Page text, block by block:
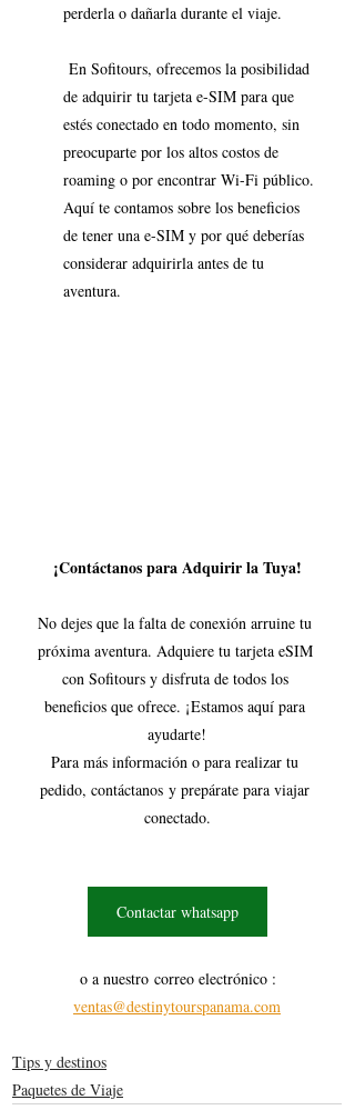
perderla o dañarla durante el viaje.
En Sofitours, ofrecemos la posibilidad
de adquirir tu tarjeta e-SIM para que
estés conectado en todo momento, sin
preocuparte por los altos costos de
roaming o por encontrar Wi-Fi público.
Aquí te contamos sobre los beneficios
de tener una e-SIM y por qué deberías
considerar adquirirla antes de tu
aventura.
¡Contáctanos para Adquirir la Tuya!
No dejes que la falta de conexión arruine tu
próxima aventura. Adquiere tu tarjeta eSIM
con Sofitours y disfruta de todos los
beneficios que ofrece. ¡Estamos aquí para
ayudarte!
Para más información o para realizar tu
pedido, contáctanos y prepárate para viajar
conectado.
Contactar whatsapp
o a nuestro correo electrónico :
ventas@destinytourspanama.com
Tips y destinos
Paquetes de Viaje